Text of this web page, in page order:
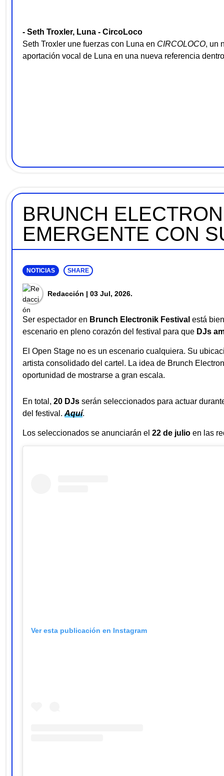
- Seth Troxler, Luna - CircoLoco
Seth Troxler une fuerzas con Luna en CIRCOLOCO, un
aportación vocal de Luna en una nueva referencia
BRUNCH
EMERGENTE CON
NOTICIAS SHARE
Redacción | 03 Jul, 2026.
Ser espectador en Brunch Electronik Festival está
escenario en pleno corazón del festival para que DJs
El Open Stage no es un escenario cualquiera. Su
artista consolidado del cartel. La idea de Brunch
oportunidad de mostrarse a gran escala.
En total, 20 DJs serán seleccionados para actuar
del festival. Aquí.
Los seleccionados se anunciarán el 22 de julio en las
Ver esta publicación en Instagram